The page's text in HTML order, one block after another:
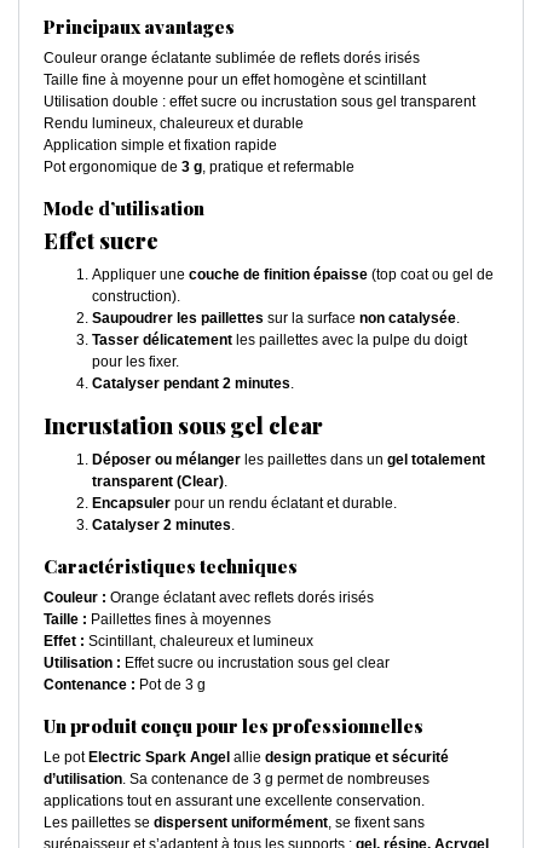
Principaux avantages
Couleur orange éclatante sublimée de reflets dorés irisés
Taille fine à moyenne pour un effet homogène et scintillant
Utilisation double : effet sucre ou incrustation sous gel transparent
Rendu lumineux, chaleureux et durable
Application simple et fixation rapide
Pot ergonomique de 3 g, pratique et refermable
Mode d’utilisation
Effet sucre
Appliquer une couche de finition épaisse (top coat ou gel de
construction).
Saupoudrer les paillettes sur la surface non catalysée.
Tasser délicatement les paillettes avec la pulpe du doigt
pour les fixer.
Catalyser pendant 2 minutes.
Incrustation sous gel clear
Déposer ou mélanger les paillettes dans un gel totalement
transparent (Clear).
Encapsuler pour un rendu éclatant et durable.
Catalyser 2 minutes.
Caractéristiques techniques
Couleur : Orange éclatant avec reflets dorés irisés
Taille : Paillettes fines à moyennes
Effet : Scintillant, chaleureux et lumineux
Utilisation : Effet sucre ou incrustation sous gel clear
Contenance : Pot de 3 g
Un produit conçu pour les professionnelles
Le pot Electric Spark Angel allie design pratique et sécurité
d’utilisation. Sa contenance de 3 g permet de nombreuses
applications tout en assurant une excellente conservation.
Les paillettes se dispersent uniformément, se fixent sans